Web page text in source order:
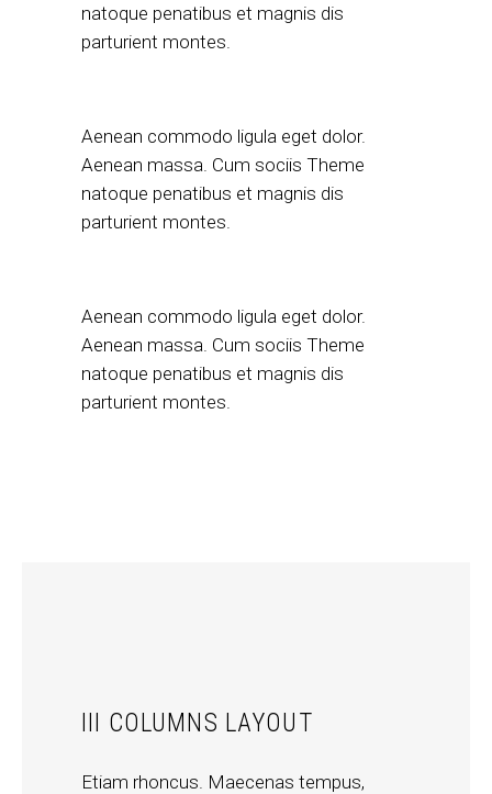
natoque penatibus et magnis dis
parturient montes.
Aenean commodo ligula eget dolor.
Aenean massa. Cum sociis Theme
natoque penatibus et magnis dis
parturient montes.
Aenean commodo ligula eget dolor.
Aenean massa. Cum sociis Theme
natoque penatibus et magnis dis
parturient montes.
III COLUMNS LAYOUT
Etiam rhoncus. Maecenas tempus,